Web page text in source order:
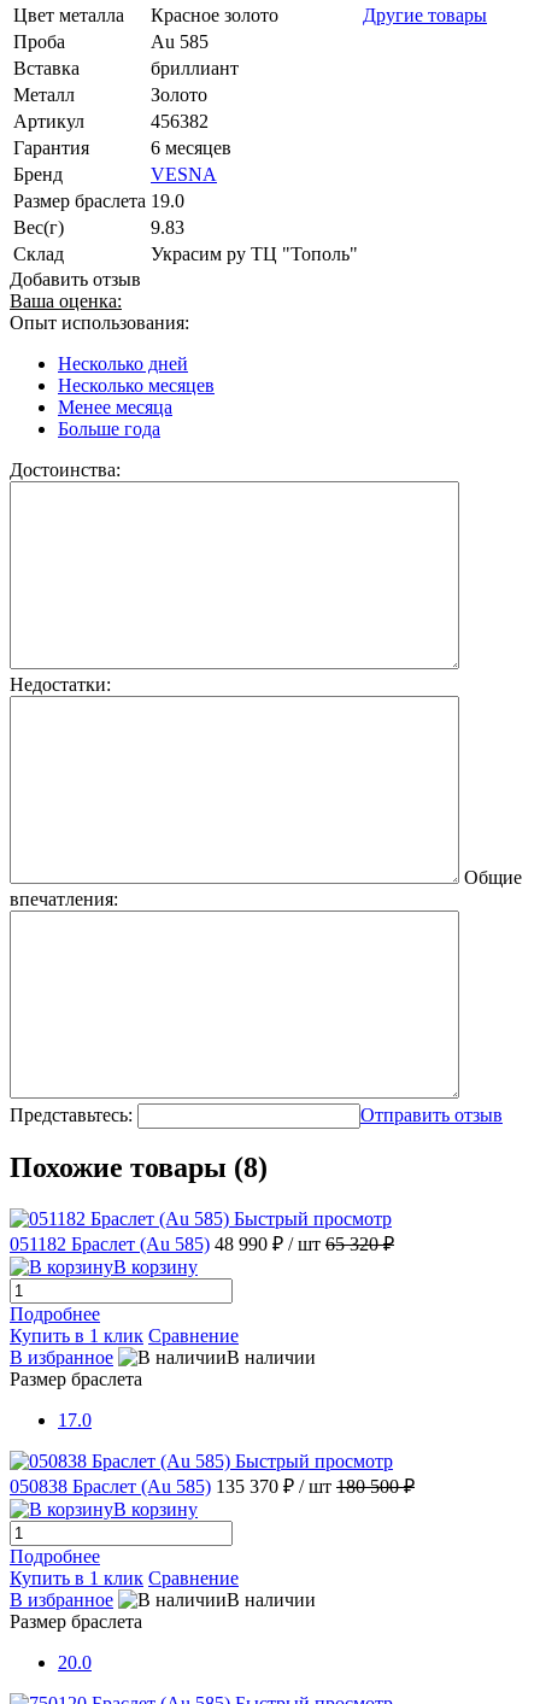
Цвет металла
Красное золото
Другие товары
Проба
Au 585
Вставка
бриллиант
Металл
Золото
Артикул
456382
Гарантия
6 месяцев
Бренд
VESNA
Размер браслета 19.0
Вес(г)
9.83
Склад
Украсим ру ТЦ "Тополь"
Добавить отзыв
Ваша оценка:
Опыт использования:
Несколько дней
Несколько месяцев
Менее месяца
Больше года
Достоинства:
Недостатки:
Общие
впечатления:
Представьтесь: Отправить отзыв
Похожие товары (8)
Быстрый просмотр
051182 Браслет (Au 585) 48 990 ₽ / шт 65 320 ₽
В корзину
Подробнее
Купить в 1 клик Сравнение
В избранное
В наличии
Размер браслета
17.0
Быстрый просмотр
050838 Браслет (Au 585) 135 370 ₽ / шт 180 500 ₽
В корзину
Подробнее
Купить в 1 клик Сравнение
В избранное
В наличии
Размер браслета
20.0